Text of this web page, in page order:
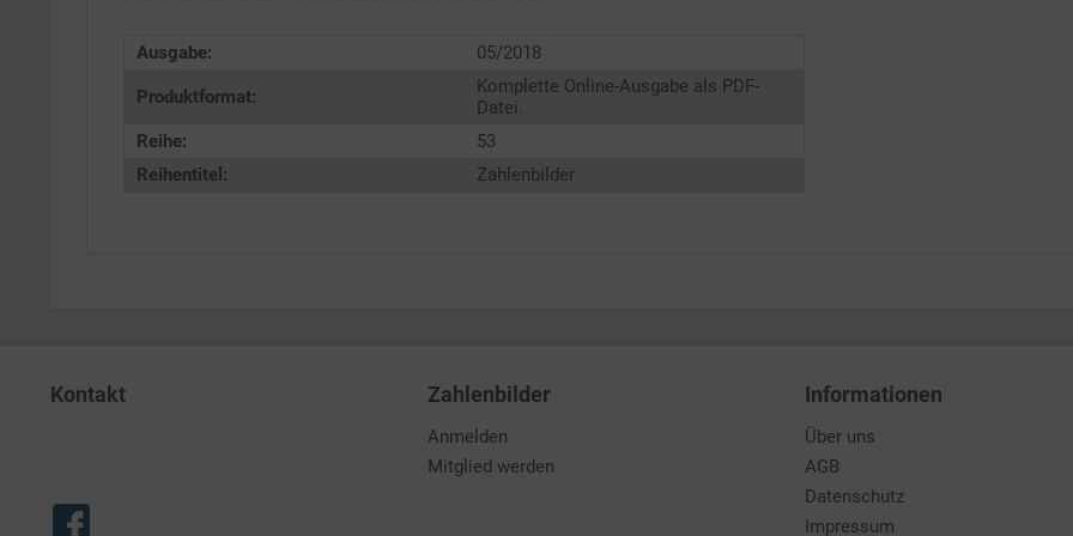
Ausgabe: 05/2018
Produktformat:
Komplette Online-Ausgabe als PDF-
Datei.
Reihe:
53
Reihentitel:
Zahlenbilder
Kontakt Zahlenbilder
Anmelden
Mitglied werden
Informationen
Über uns
AGB
Datenschutz
Impressum